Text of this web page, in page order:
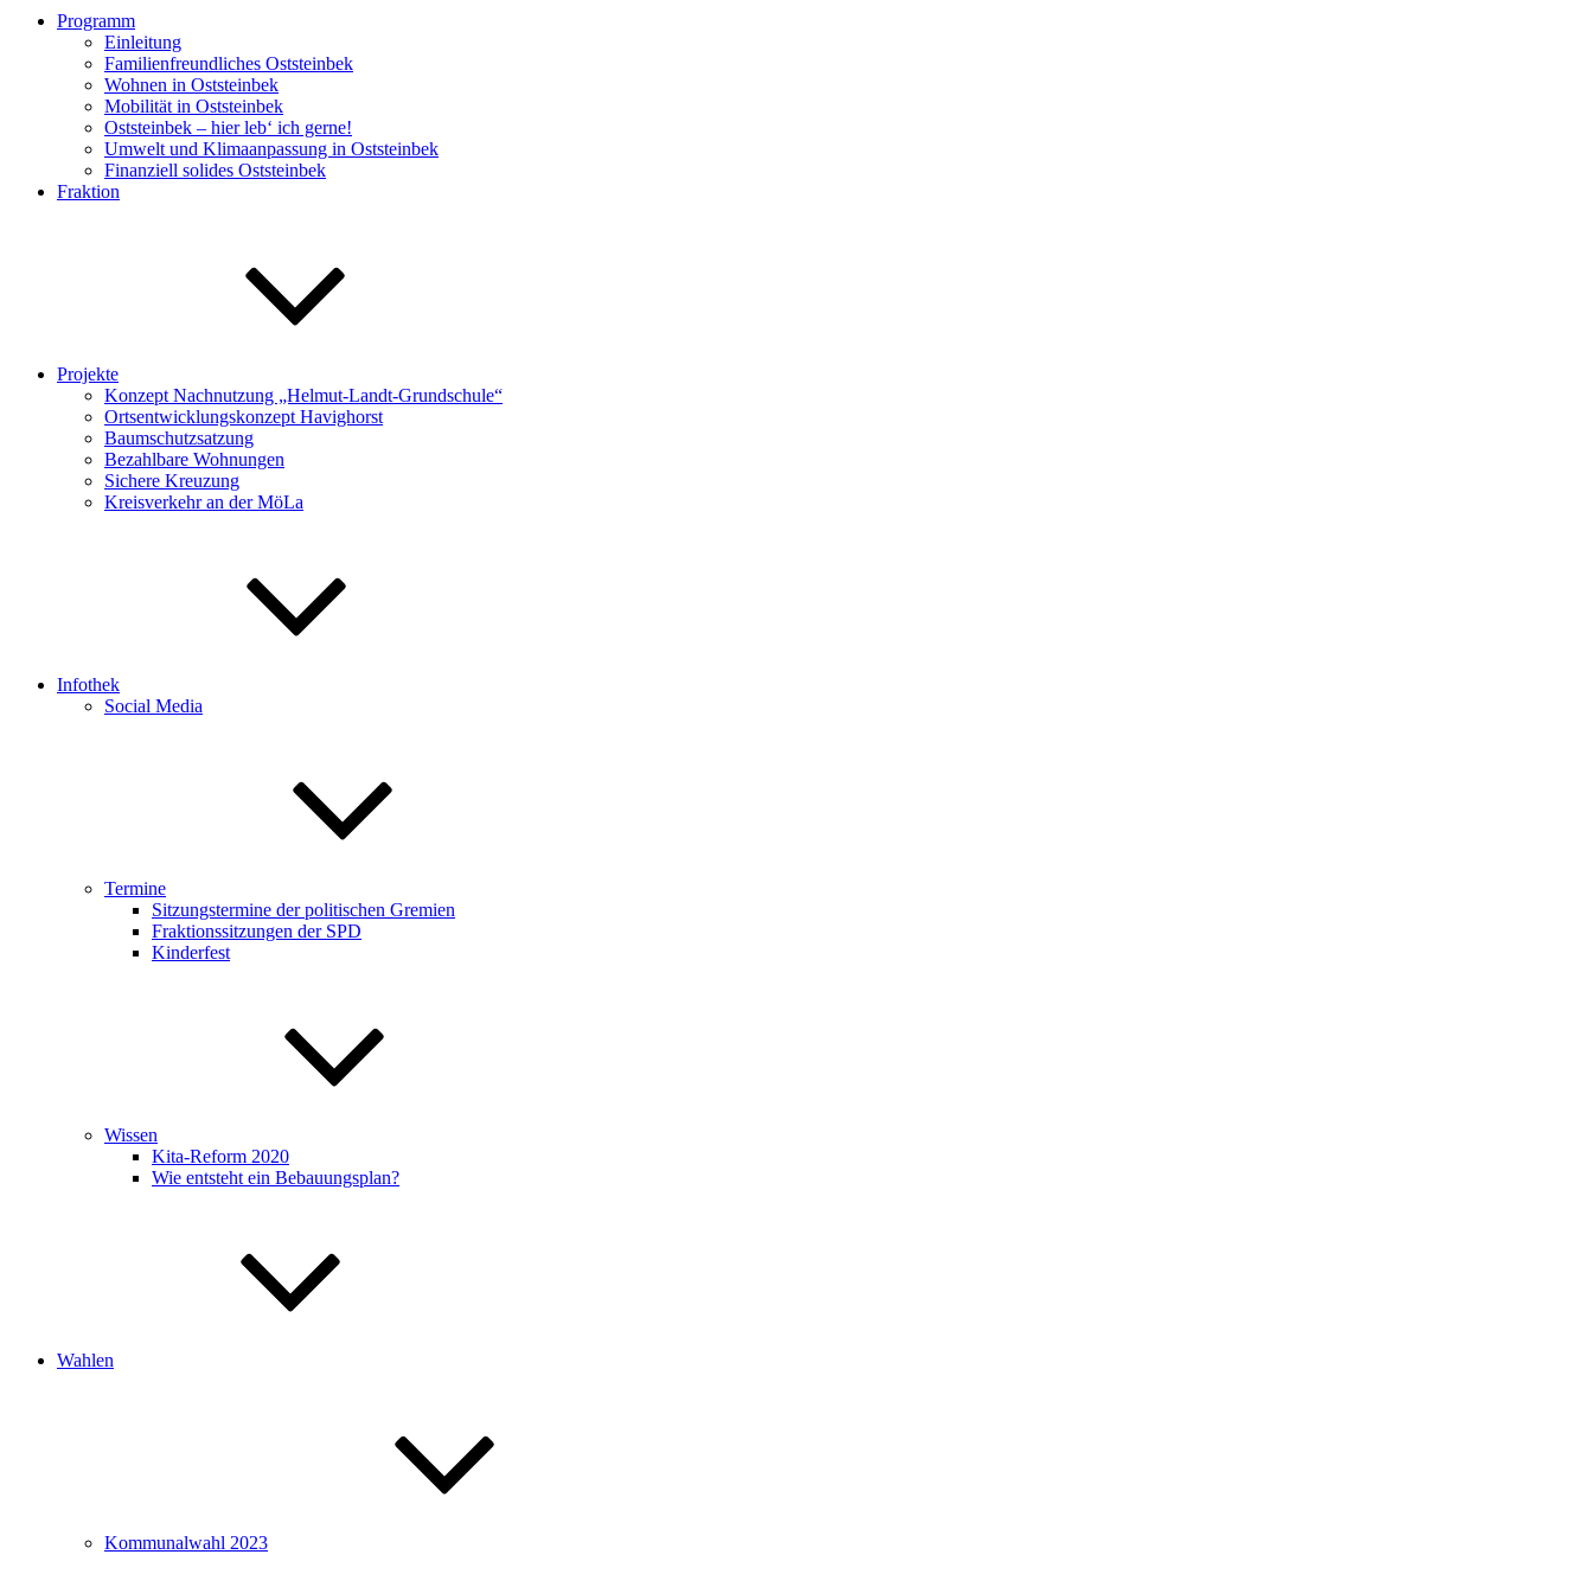
Programm
Einleitung
Familienfreundliches Oststeinbek
Wohnen in Oststeinbek
Mobilität in Oststeinbek
Oststeinbek – hier leb‘ ich gerne!
Umwelt und Klimaanpassung in Oststeinbek
Finanziell solides Oststeinbek
Fraktion
Projekte
Konzept Nachnutzung „Helmut-Landt-Grundschule“
Ortsentwicklungskonzept Havighorst
Baumschutzsatzung
Bezahlbare Wohnungen
Sichere Kreuzung
Kreisverkehr an der MöLa
Infothek
Social Media
Termine
Sitzungstermine der politischen Gremien
Fraktionssitzungen der SPD
Kinderfest
Wissen
Kita-Reform 2020
Wie entsteht ein Bebauungsplan?
Wahlen
Kommunalwahl 2023